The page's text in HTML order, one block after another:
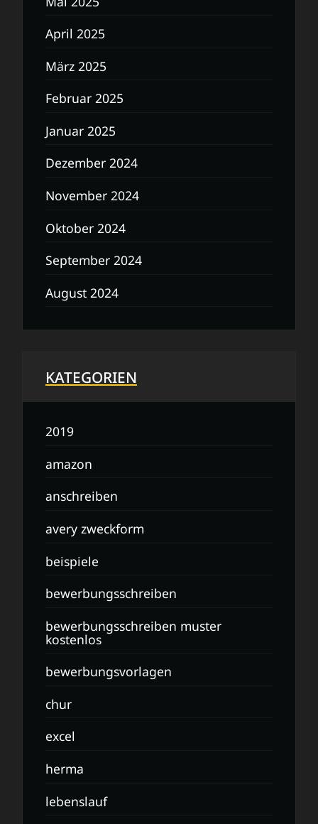
April 2025
März 2025
Februar 2025
Januar 2025
Dezember 2024
November 2024
Oktober 2024
September 2024
August 2024
KATEGORIEN
2019
amazon
anschreiben
avery zweckform
beispiele
bewerbungsschreiben
bewerbungsschreiben muster
kostenlos
bewerbungsvorlagen
chur
excel
herma
lebenslauf